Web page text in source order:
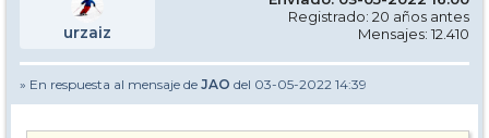
urzaiz
Registrado: 20 años antes
Mensajes: 12.410
» En respuesta al mensaje de JAO del 03-05-2022 14:39